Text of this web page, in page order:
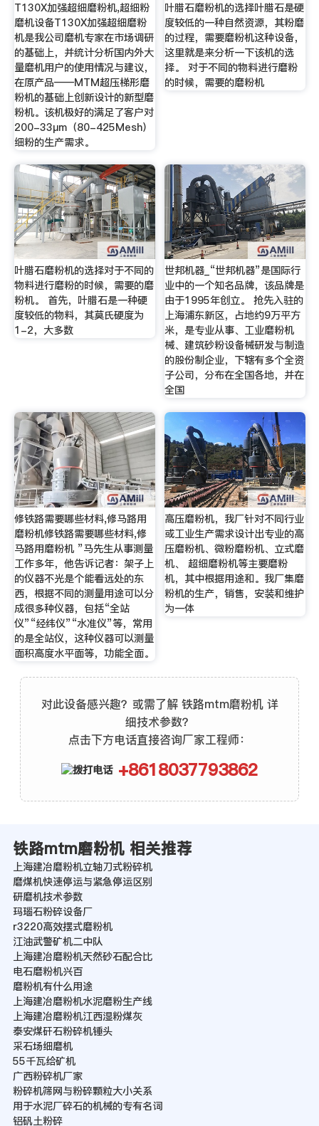
T130X加强超细磨粉机,超细粉
磨机设备T130X加强超细磨粉
机是我公司磨机专家在市场调研
的基础上，并统计分析国内外大
量磨机用户的使用情况与建议，
在原产品——MTM超压梯形磨
粉机的基础上创新设计的新型磨
粉机。该机极好的满足了客户对
200-33μm（80-425Mesh）
细粉的生产需求。
叶腊石磨粉机的选择叶腊石是硬
度较低的一种自然资源，其粉磨
的过程，需要磨粉机这种设备，
这里就是来分析一下该机的选
择。 对于不同的物料进行磨粉
的时候，需要的磨粉机
叶腊石磨粉机的选择对于不同的
物料进行磨粉的时候，需要的磨
粉机。 首先，叶腊石是一种硬
度较低的物料，其莫氏硬度为
1-2，大多数
世邦机器_“世邦机器”是国际行
业中的一个知名品牌，该品牌是
由于1995年创立。 抢先入驻的
上海浦东新区，占地约9万平方
米，是专业从事、工业磨粉机
械、建筑砂粉设备械研发与制造
的股份制企业，下辖有多个全资
子公司，分布在全国各地，并在
全国
修铁路需要哪些材料,修马路用
磨粉机修铁路需要哪些材料,修
马路用磨粉机 ”马先生从事测量
工作多年，他告诉记者：架子上
的仪器不光是个能看远处的东
西，根据不同的测量用途可以分
成很多种仪器，包括“全站
仪”“经纬仪”“水准仪”等，常用
的是全站仪，这种仪器可以测量
面积高度水平面等，功能全面。
高压磨粉机，我厂针对不同行业
或工业生产需求设计出专业的高
压磨粉机、微粉磨粉机、立式磨
机、 超细磨粉机等主要磨粉
机，其中根据用途和。我厂集磨
粉机的生产，销售，安装和维护
为一体
对此设备感兴趣？或需了解 铁路mtm磨粉机 详
细技术参数？
点击下方电话直接咨询厂家工程师：
+8618037793862
铁路mtm磨粉机 相关推荐
上海建冶磨粉机立轴刀式粉碎机
磨煤机快速停运与紧急停运区别
研磨机技术参数
玛瑙石粉碎设备厂
r3220高效摆式磨粉机
江油武警矿机二中队
上海建冶磨粉机天然砂石配合比
电石磨粉机兴百
磨粉机有什么用途
上海建冶磨粉机水泥磨粉生产线
上海建冶磨粉机江西湿粉煤灰
泰安煤矸石粉碎机锤头
采石场细磨机
55千瓦给矿机
广西粉碎机厂家
粉碎机筛网与粉碎颗粒大小关系
用于水泥厂碎石的机械的专有名词
铝矾土粉碎